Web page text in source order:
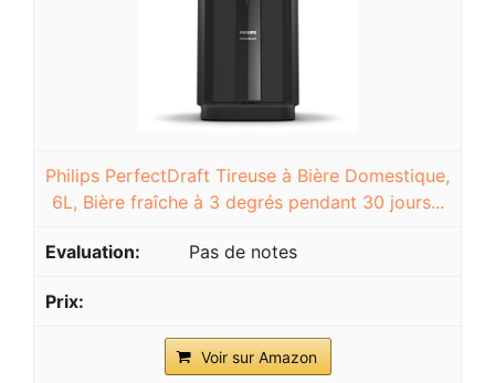
Philips PerfectDraft Tireuse à Bière Domestique,
6L, Bière fraîche à 3 degrés pendant 30 jours...
Pas de notes
Voir sur Amazon